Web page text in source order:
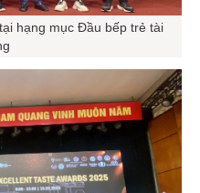
hạng mục Đầu bếp trẻ tài